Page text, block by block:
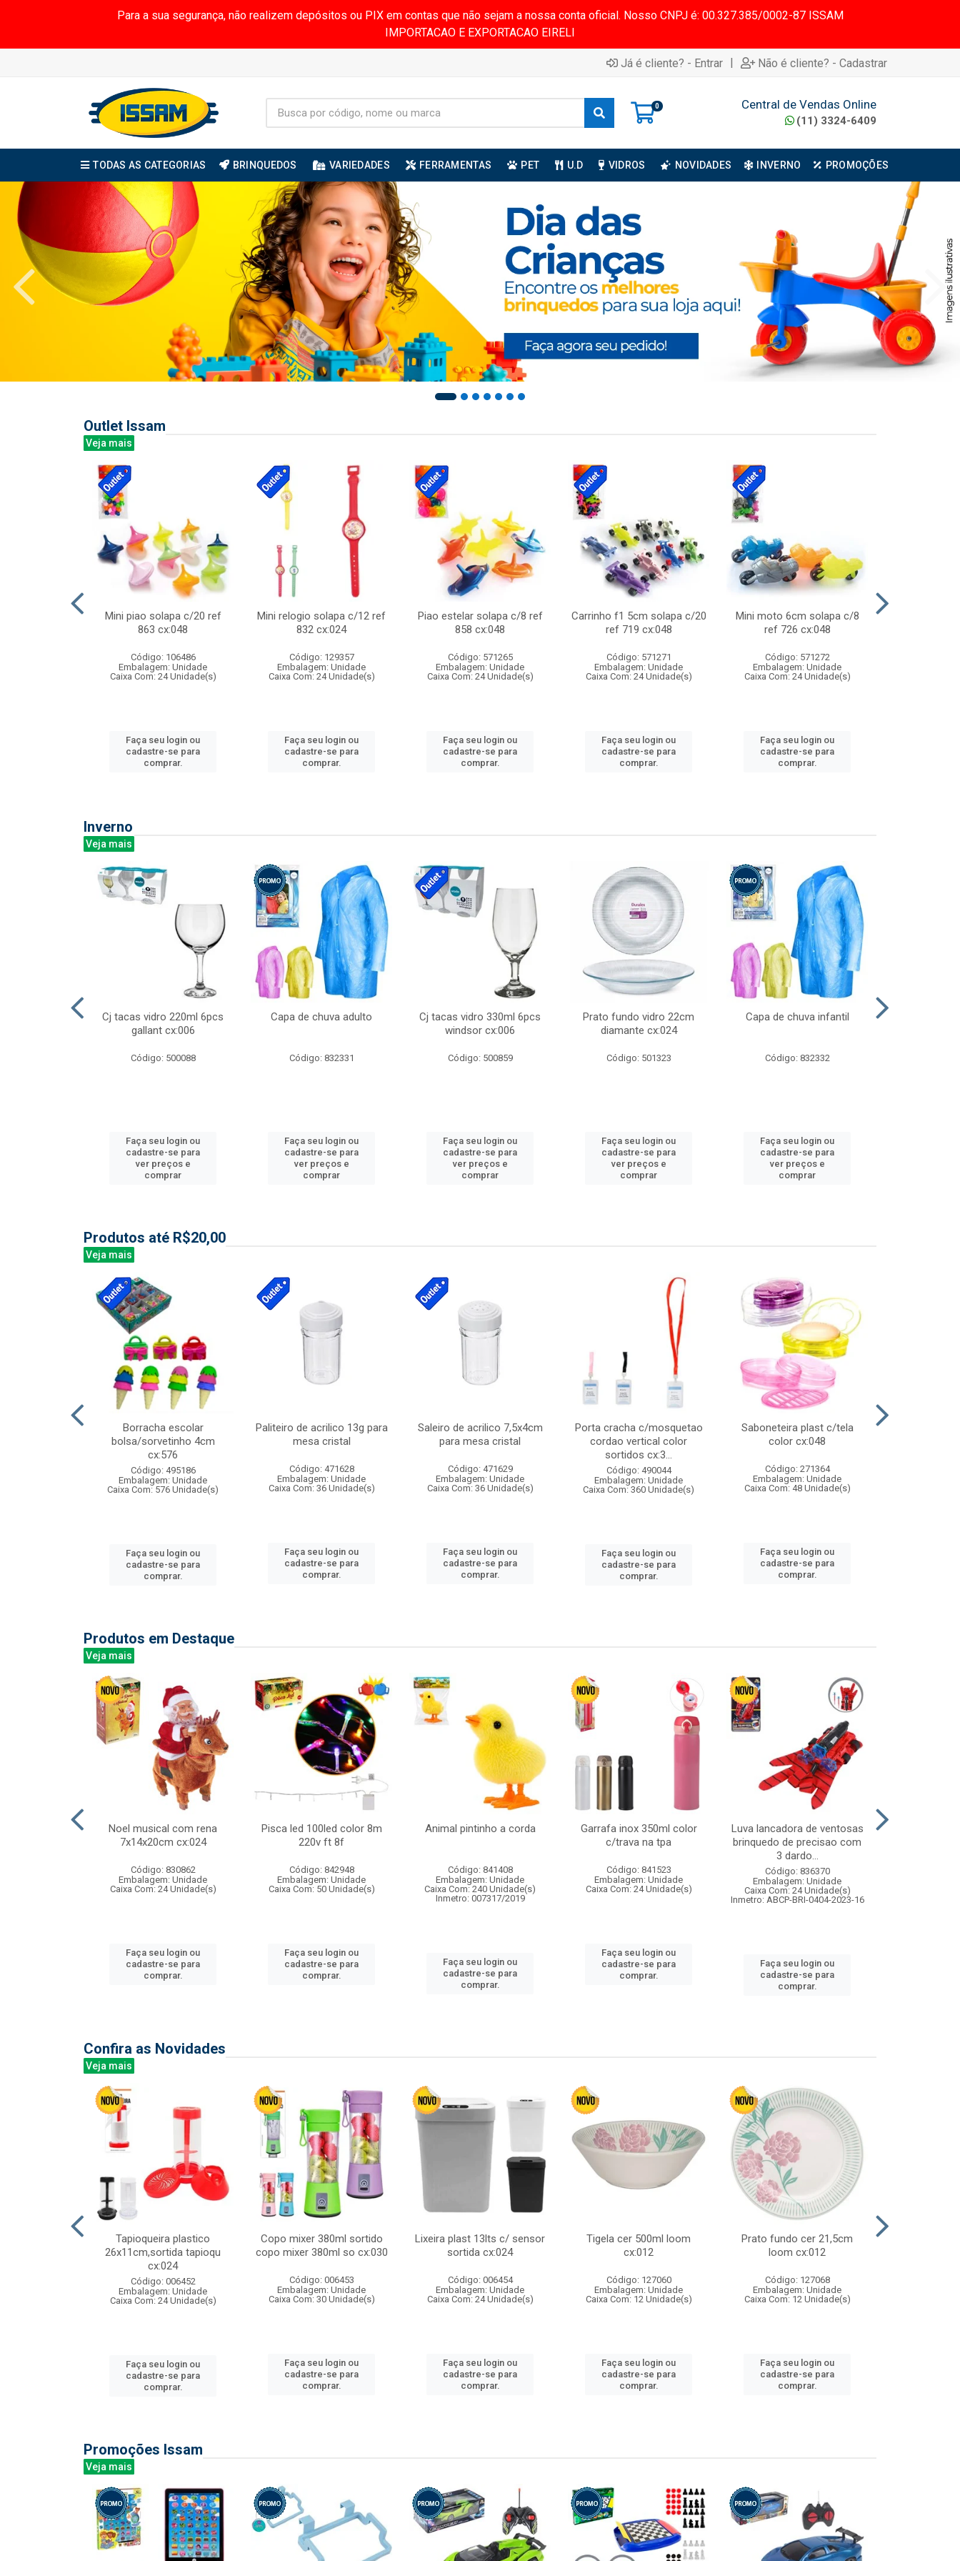
Para a sua segurança, não realizem depósitos ou PIX em contas que não sejam a nossa conta oficial. Nosso CNPJ é: 00.327.385/0002-87 ISSAM
IMPORTACAO E EXPORTACAO EIRELI
Já é cliente? - Entrar | Não é cliente? - Cadastrar
0 Central de Vendas Online
(11) 3324-6409
TODAS AS CATEGORIAS BRINQUEDOS VARIEDADES FERRAMENTAS PET U.D VIDROS NOVIDADES INVERNO PROMOÇÕES
Outlet Issam
Veja mais
Mini piao solapa c/20 ref
863 cx:048
Código: 106486
Embalagem: Unidade
Caixa Com: 24 Unidade(s)
Faça seu login ou
cadastre-se para
comprar.
Mini relogio solapa c/12 ref
832 cx:024
Código: 129357
Embalagem: Unidade
Caixa Com: 24 Unidade(s)
Faça seu login ou
cadastre-se para
comprar.
Piao estelar solapa c/8 ref
858 cx:048
Código: 571265
Embalagem: Unidade
Caixa Com: 24 Unidade(s)
Faça seu login ou
cadastre-se para
comprar.
Carrinho f1 5cm solapa c/20
ref 719 cx:048
Código: 571271
Embalagem: Unidade
Caixa Com: 24 Unidade(s)
Faça seu login ou
cadastre-se para
comprar.
Mini moto 6cm solapa c/8
ref 726 cx:048
Código: 571272
Embalagem: Unidade
Caixa Com: 24 Unidade(s)
Faça seu login ou
cadastre-se para
comprar.
Inverno
Veja mais
Cj tacas vidro 220ml 6pcs
gallant cx:006
Código: 500088
Faça seu login ou
cadastre-se para
ver preços e
comprar
Capa de chuva adulto
Código: 832331
Faça seu login ou
cadastre-se para
ver preços e
comprar
Cj tacas vidro 330ml 6pcs
windsor cx:006
Código: 500859
Faça seu login ou
cadastre-se para
ver preços e
comprar
Prato fundo vidro 22cm
diamante cx:024
Código: 501323
Faça seu login ou
cadastre-se para
ver preços e
comprar
Capa de chuva infantil
Código: 832332
Faça seu login ou
cadastre-se para
ver preços e
comprar
Produtos até R$20,00
Veja mais
Borracha escolar
bolsa/sorvetinho 4cm
cx:576
Código: 495186
Embalagem: Unidade
Caixa Com: 576 Unidade(s)
Faça seu login ou
cadastre-se para
comprar.
Paliteiro de acrilico 13g para
mesa cristal
Código: 471628
Embalagem: Unidade
Caixa Com: 36 Unidade(s)
Faça seu login ou
cadastre-se para
comprar.
Saleiro de acrilico 7,5x4cm
para mesa cristal
Código: 471629
Embalagem: Unidade
Caixa Com: 36 Unidade(s)
Faça seu login ou
cadastre-se para
comprar.
Porta cracha c/mosquetao
cordao vertical color
sortidos cx:3...
Código: 490044
Embalagem: Unidade
Caixa Com: 360 Unidade(s)
Faça seu login ou
cadastre-se para
comprar.
Saboneteira plast c/tela
color cx:048
Código: 271364
Embalagem: Unidade
Caixa Com: 48 Unidade(s)
Faça seu login ou
cadastre-se para
comprar.
Produtos em Destaque
Veja mais
Noel musical com rena
7x14x20cm cx:024
Código: 830862
Embalagem: Unidade
Caixa Com: 24 Unidade(s)
Faça seu login ou
cadastre-se para
comprar.
Pisca led 100led color 8m
220v ft 8f
Código: 842948
Embalagem: Unidade
Caixa Com: 50 Unidade(s)
Faça seu login ou
cadastre-se para
comprar.
Animal pintinho a corda
Código: 841408
Embalagem: Unidade
Caixa Com: 240 Unidade(s)
Inmetro: 007317/2019
Faça seu login ou
cadastre-se para
comprar.
Garrafa inox 350ml color
c/trava na tpa
Código: 841523
Embalagem: Unidade
Caixa Com: 24 Unidade(s)
Faça seu login ou
cadastre-se para
comprar.
Luva lancadora de ventosas
brinquedo de precisao com
3 dardo...
Código: 836370
Embalagem: Unidade
Caixa Com: 24 Unidade(s)
Inmetro: ABCP-BRI-0404-2023-16
Faça seu login ou
cadastre-se para
comprar.
Confira as Novidades
Veja mais
Tapioqueira plastico
26x11cm,sortida tapioqu
cx:024
Código: 006452
Embalagem: Unidade
Caixa Com: 24 Unidade(s)
Faça seu login ou
cadastre-se para
comprar.
Copo mixer 380ml sortido
copo mixer 380ml so cx:030
Código: 006453
Embalagem: Unidade
Caixa Com: 30 Unidade(s)
Faça seu login ou
cadastre-se para
comprar.
Lixeira plast 13lts c/ sensor
sortida cx:024
Código: 006454
Embalagem: Unidade
Caixa Com: 24 Unidade(s)
Faça seu login ou
cadastre-se para
comprar.
Tigela cer 500ml loom
cx:012
Código: 127060
Embalagem: Unidade
Caixa Com: 12 Unidade(s)
Faça seu login ou
cadastre-se para
comprar.
Prato fundo cer 21,5cm
loom cx:012
Código: 127068
Embalagem: Unidade
Caixa Com: 12 Unidade(s)
Faça seu login ou
cadastre-se para
comprar.
Promoções Issam
Veja mais